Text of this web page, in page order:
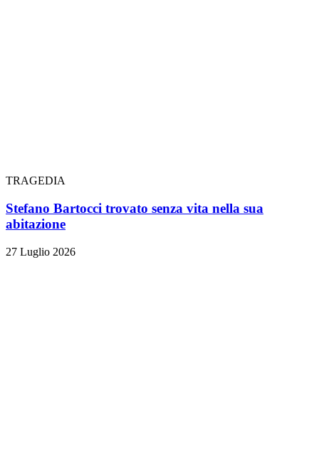
TRAGEDIA
Stefano Bartocci trovato senza vita nella sua
abitazione
27 Luglio 2026